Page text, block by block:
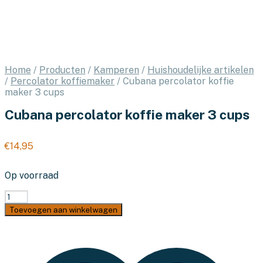
Home / Producten / Kamperen / Huishoudelijke artikelen
/ Percolator koffiemaker / Cubana percolator koffie
maker 3 cups
Cubana percolator koffie maker 3 cups
€14,95
Op voorraad
Cubana
percolator
koffie
Toevoegen aan winkelwagen